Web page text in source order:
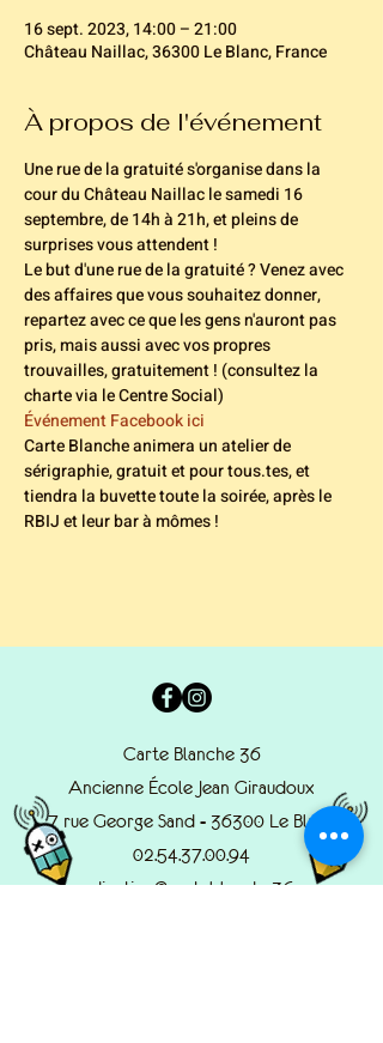
16 sept. 2023, 14:00 – 21:00
Château Naillac, 36300 Le Blanc, France
À propos de l'événement
Une rue de la gratuité s'organise dans la
cour du Château Naillac le samedi 16
septembre, de 14h à 21h, et pleins de
surprises vous attendent !
Le but d'une rue de la gratuité ? Venez avec
des affaires que vous souhaitez donner,
repartez avec ce que les gens n'auront pas
pris, mais aussi avec vos propres
trouvailles, gratuitement ! (consultez la
charte via le Centre Social)
Événement Facebook ici
Carte Blanche animera un atelier de
sérigraphie, gratuit et pour tous.tes, et
tiendra la buvette toute la soirée, après le
RBIJ et leur bar à mômes !
Carte Blanche 36
Ancienne École Jean Giraudoux
7 rue George Sand - 36300 Le Blanc
02.54.37.00.94
coordination@carteblanche36.com